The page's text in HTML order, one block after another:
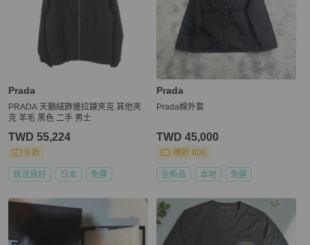
Prada
PRADA 天鵝絨飾邊拉鍊夾克 其他夾
克 羊毛 黑色 二手 男士
TWD 55,224
9 折
狀況良好 日本 免運
Prada
Prada棉外套
TWD 45,000
現折 800
全新品 本地 免運